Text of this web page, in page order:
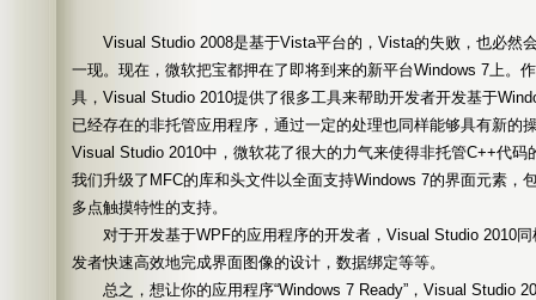
Visual Studio 2008是基于Vista平台的，Vista的失败，也必然
一现。现在，微软把宝都押在了即将到来的新平台Windows 7上。
具，Visual Studio 2010提供了很多工具来帮助开发者开发基于
已经存在的非托管应用程序，通过一定的处理也同样能够具有新的
Visual Studio 2010中，微软花了很大的力气来使得非托管C++代码
我们升级了MFC的库和头文件以全面支持Windows 7的界面元素，
多点触摸特性的支持。
对于开发基于WPF的应用程序的开发者，Visual Studio 2010同
发者快速高效地完成界面图像的设计，数据绑定等等。
总之，想让你的应用程序“Windows 7 Ready”，Visual Studio